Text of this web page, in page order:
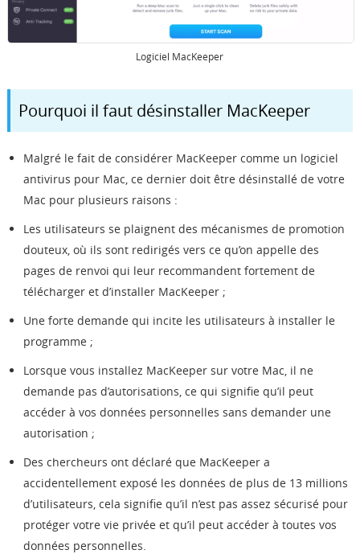
Logiciel MacKeeper
Pourquoi il faut désinstaller MacKeeper
Malgré le fait de considérer MacKeeper comme un logiciel
antivirus pour Mac, ce dernier doit être désinstallé de votre
Mac pour plusieurs raisons :
Les utilisateurs se plaignent des mécanismes de promotion
douteux, où ils sont redirigés vers ce qu’on appelle des
pages de renvoi qui leur recommandent fortement de
télécharger et d’installer MacKeeper ;
Une forte demande qui incite les utilisateurs à installer le
programme ;
Lorsque vous installez MacKeeper sur votre Mac, il ne
demande pas d’autorisations, ce qui signifie qu’il peut
accéder à vos données personnelles sans demander une
autorisation ;
Des chercheurs ont déclaré que MacKeeper a
accidentellement exposé les données de plus de 13 millions
d’utilisateurs, cela signifie qu’il n’est pas assez sécurisé pour
protéger votre vie privée et qu’il peut accéder à toutes vos
données personnelles.